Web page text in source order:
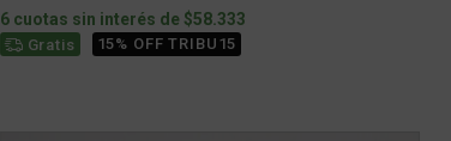
6 cuotas sin interés de $58.333
Gratis 15% OFF TRIBU15